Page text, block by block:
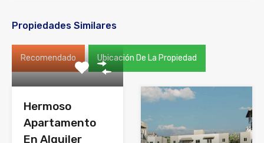
Propiedades Similares
Recomendado Ubicación De La Propiedad
Hermoso
Apartamento
En Alquiler